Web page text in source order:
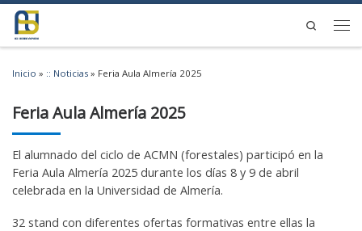
Saltar al contenido
Search
Inicio » :: Noticias » Feria Aula Almería 2025
Feria Aula Almería 2025
El alumnado del ciclo de ACMN (forestales) participó en la
Feria Aula Almería 2025 durante los días 8 y 9 de abril
celebrada en la Universidad de Almería.
32 stand con diferentes ofertas formativas entre ellas la